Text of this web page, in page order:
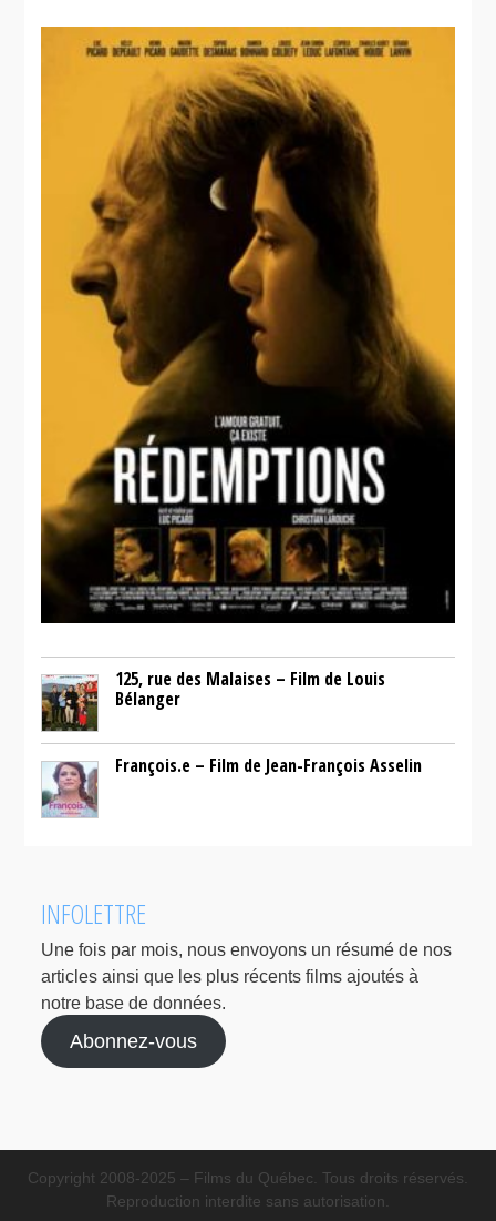
125, rue des Malaises – Film de Louis
Bélanger
François.e – Film de Jean-François Asselin
INFOLETTRE
Une fois par mois, nous envoyons un résumé de nos
articles ainsi que les plus récents films ajoutés à
notre base de données.
Abonnez-vous
Copyright 2008-2025 – Films du Québec. Tous droits réservés.
Reproduction interdite sans autorisation.